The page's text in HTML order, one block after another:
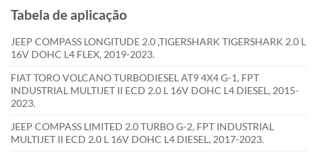
Tabela de aplicação
JEEP COMPASS LONGITUDE 2.0 ,TIGERSHARK TIGERSHARK 2.0 L
16V DOHC L4 FLEX, 2019-2023.
FIAT TORO VOLCANO TURBODIESEL AT9 4X4 G-1, FPT
INDUSTRIAL MULTIJET II ECD 2.0 L 16V DOHC L4 DIESEL, 2015-
2023.
JEEP COMPASS LIMITED 2.0 TURBO G-2, FPT INDUSTRIAL
MULTIJET II ECD 2.0 L 16V DOHC L4 DIESEL, 2017-2023.